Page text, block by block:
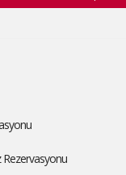
Rezervasyonu